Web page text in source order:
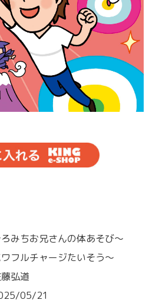
みちお兄さんの体あそび～
フルチャージたいそう～
弘道
05/21